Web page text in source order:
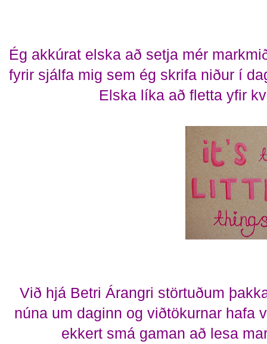
Ég akkúrat elska að setja mér
fyrir sjálfa mig sem ég skrifa niður í
Elska líka að fletta yfir
Við hjá Betri Árangri störtuðum
núna um daginn og viðtökurnar hafa
ekkert smá gaman að lesa